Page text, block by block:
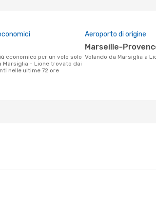
Marsiglia - Lione trovato dai
nelle ultime 72 ore
Aeroporto di origine
Marseille-
Volando da Marsiglia a